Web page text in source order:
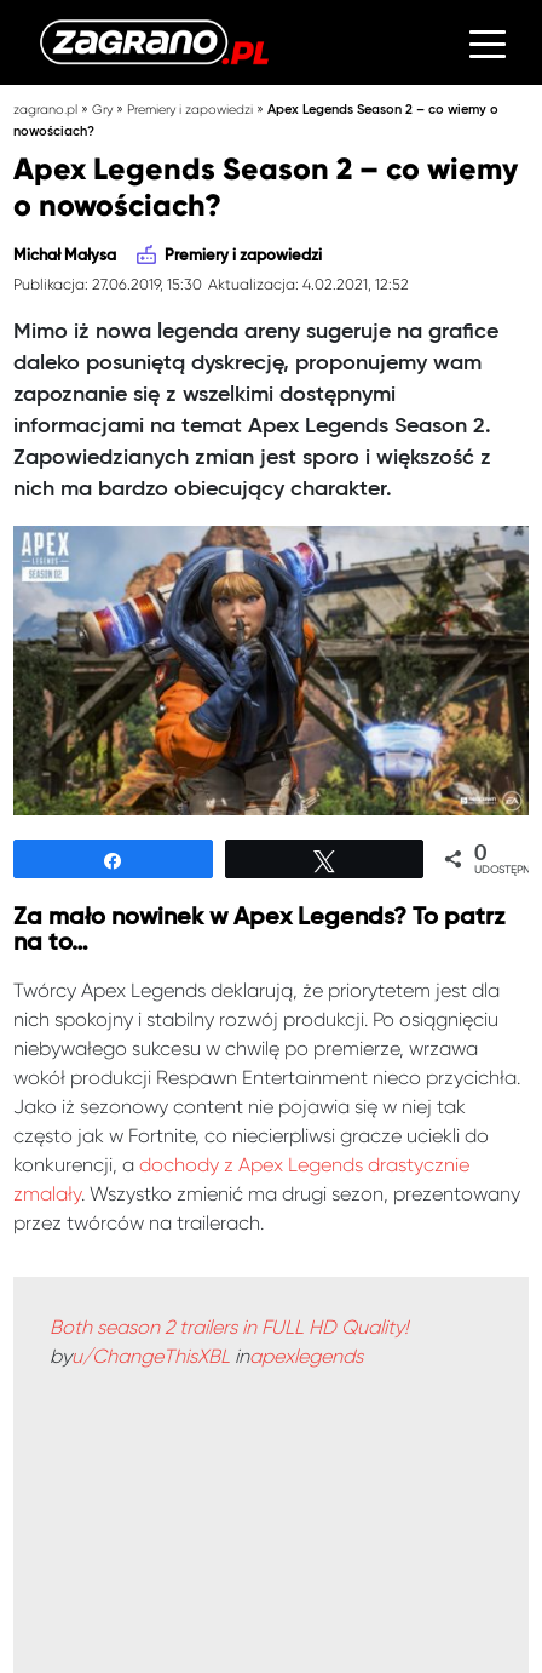
zagrano.pl »Gry» Premiery i zapowiedzi »Apex Legends Season 2 – co wiemy o
nowościach?
Apex Legends Season 2 – co wiemy
o nowościach?
Michał Małysa Premiery i zapowiedzi
Publikacja: 27.06.2019, 15:30 Aktualizacja: 4.02.2021, 12:52
Mimo iż nowa legenda areny sugeruje na grafice
daleko posuniętą dyskrecję, proponujemy wam
zapoznanie się z wszelkimi dostępnymi
informacjami na temat Apex Legends Season 2.
Zapowiedzianych zmian jest sporo i większość z
nich ma bardzo obiecujący charakter.
0
Za mało nowinek w Apex Legends? To patrz
na to…
Twórcy Apex Legends deklarują, że priorytetem jest dla
nich spokojny i stabilny rozwój produkcji. Po osiągnięciu
niebywałego sukcesu w chwilę po premierze, wrzawa
wokół produkcji Respawn Entertainment nieco przycichła.
Jako iż sezonowy content nie pojawia się w niej tak
często jak w Fortnite, co niecierpliwsi gracze uciekli do
konkurencji, adochody z Apex Legends drastycznie
zmalały. Wszystko zmienić ma drugi sezon, prezentowany
przez twórców na trailerach.
Both season 2 trailers in FULL HD Quality!
byu/ChangeThisXBL inapexlegends